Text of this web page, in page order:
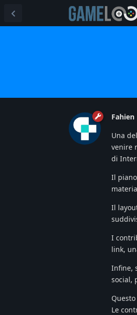
Fahien
Una
venire
di
Il
Il
I
link,
Infine,
social,
Le